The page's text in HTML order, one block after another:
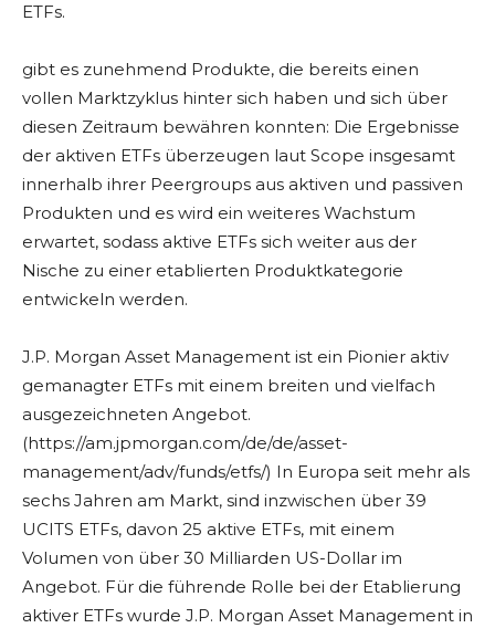
ETFs.
gibt es zunehmend Produkte, die bereits einen
vollen Marktzyklus hinter sich haben und sich über
diesen Zeitraum bewähren konnten: Die Ergebnisse
der aktiven ETFs überzeugen laut Scope insgesamt
innerhalb ihrer Peergroups aus aktiven und passiven
Produkten und es wird ein weiteres Wachstum
erwartet, sodass aktive ETFs sich weiter aus der
Nische zu einer etablierten Produktkategorie
entwickeln werden.
J.P. Morgan Asset Management ist ein Pionier aktiv
gemanagter ETFs mit einem breiten und vielfach
ausgezeichneten Angebot.
(https://am.jpmorgan.com/de/de/asset-
management/adv/funds/etfs/) In Europa seit mehr als
sechs Jahren am Markt, sind inzwischen über 39
UCITS ETFs, davon 25 aktive ETFs, mit einem
Volumen von über 30 Milliarden US-Dollar im
Angebot. Für die führende Rolle bei der Etablierung
aktiver ETFs wurde J.P. Morgan Asset Management in